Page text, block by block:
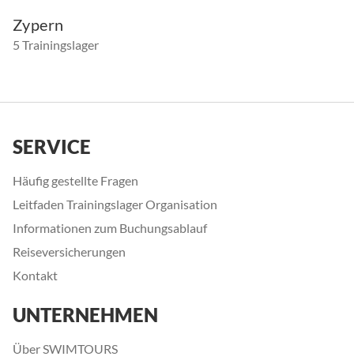
Zypern
5 Trainingslager
SERVICE
Häufig gestellte Fragen
Leitfaden Trainingslager Organisation
Informationen zum Buchungsablauf
Reiseversicherungen
Kontakt
UNTERNEHMEN
Über SWIMTOURS